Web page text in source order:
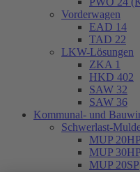
Vorderwagen
EAD 14
TAD 22
LKW-Lösungen
ZKA 1
HKD 402
SAW 32
SAW 36
Kommunal- und
Schwerlast-
MUP 20HP
MUP 30HP
MUP 20SP